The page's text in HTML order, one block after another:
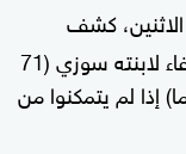
كشف
بافيت عن تعيين ثلاثة أمناء محتملين كخلفاء لابنته سوزي (71
هوارد (69 عاما) وبيتر (66 عاما) إذا لم يتمكنوا من